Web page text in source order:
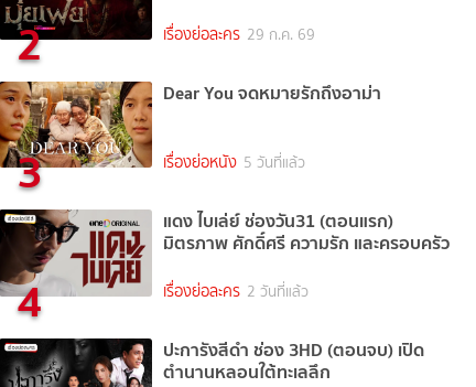
2 เรื่องย่อละคร 29 ก.ค. 69
3
Dear You จดหมายรักถึงอาม่า
เรื่องย่อหนัง 5 วันที่แล้ว
4
แดง ไบเล่ย์ ช่องวัน31 (ตอนแรก)
มิตรภาพ ศักดิ์ศรี ความรัก และครอบครัว
เรื่องย่อละคร 2 วันที่แล้ว
ปะการังสีดำ ช่อง 3HD (ตอนจบ) เปิด
ตำนานหลอนใต้ทะเลลึก